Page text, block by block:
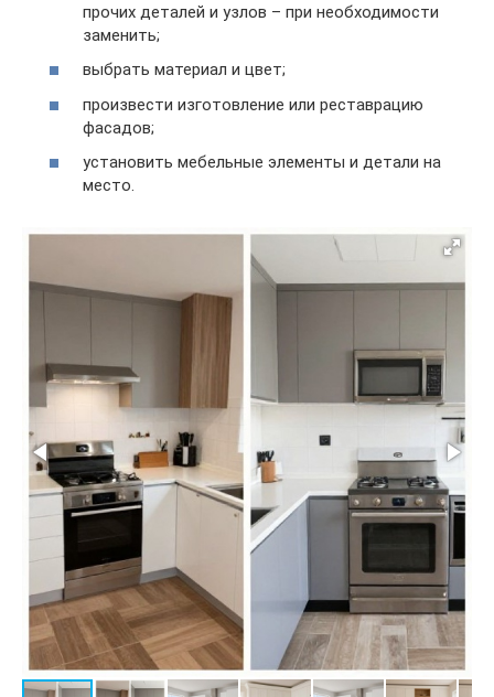
прочих деталей и узлов – при необходимости
заменить;
выбрать материал и цвет;
произвести изготовление или реставрацию
фасадов;
установить мебельные элементы и детали на
место.